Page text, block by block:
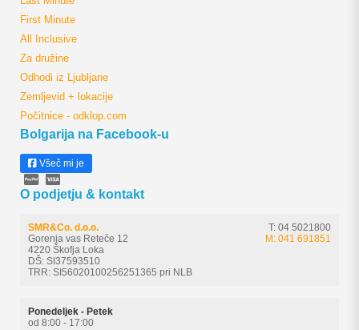
First Minute
All Inclusive
Za družine
Odhodi iz Ljubljane
Zemljevid + lokacije
Počitnice - odklop.com
Bolgarija na Facebook-u
Všeč mi je
O podjetju & kontakt
SMR&Co. d.o.o.
Gorenja vas Reteče 12
4220 Škofja Loka
DŠ: SI37593510
TRR: SI56020100256251365 pri NLB
T: 04 5021800
M: 041 691851
Ponedeljek - Petek
od 8:00 - 17:00